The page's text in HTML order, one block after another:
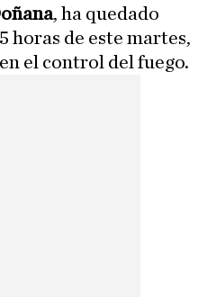
, ha quedado
horas de este martes,
el control del fuego.